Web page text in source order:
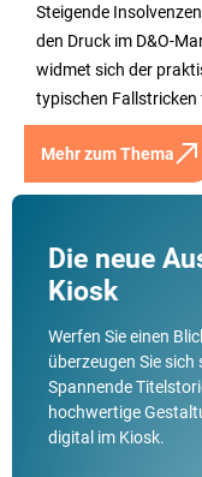
Steigende
den Druck im D&O-
widmet sich der
typischen Fallstricken
Mehr zum Thema
Die neue
Kiosk
Werfen Sie einen
überzeugen Sie
Spannende
hochwertige
digital im Kiosk.